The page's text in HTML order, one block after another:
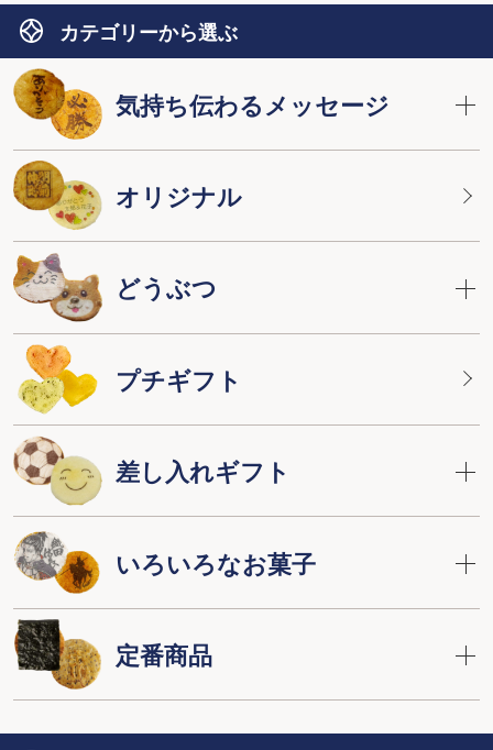
カテゴリーから選ぶ
気持ち伝わるメッセージ
オリジナル
どうぶつ
プチギフト
差し入れギフト
いろいろなお菓子
定番商品